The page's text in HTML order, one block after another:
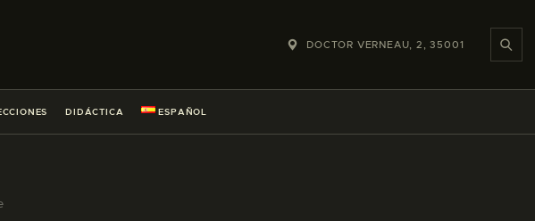
DOCTOR VERNEAU, 2, 35001
DIDÁCTICA ESPAÑOL